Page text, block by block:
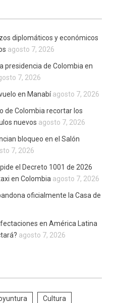
diplomáticos y económicos
agosto 7, 2026
presidencia de Colombia en
7, 2026
en Manabí agosto 7, 2026
de Colombia recortar los
nuevos agosto 7, 2026
bloqueo en el Salón
7, 2026
el Decreto 1001 de 2026
en Colombia agosto 7, 2026
oficialmente la Casa de
en América Latina
agosto 7, 2026
Cultura